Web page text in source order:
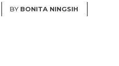
BY BONITA NINGSIH